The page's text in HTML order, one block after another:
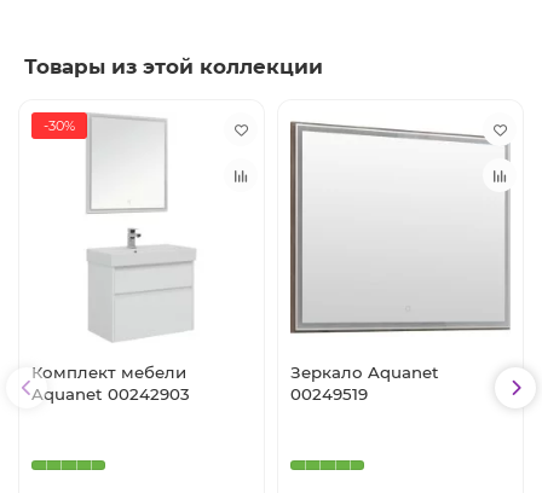
Товары из этой коллекции
-30%
Комплект мебели
Aquanet 00242903
Зеркало Aquanet
00249519